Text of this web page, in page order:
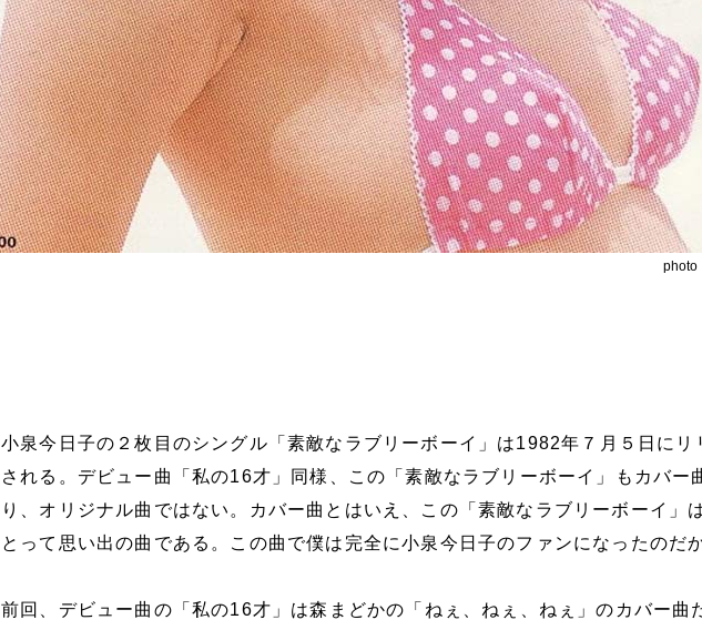
photo
小泉今日子の２枚目のシングル「素敵なラブリーボーイ」は1982年７月５日にリ
される。デビュー曲「私の16才」同様、この「素敵なラブリーボーイ」もカバー
り、オリジナル曲ではない。カバー曲とはいえ、この「素敵なラブリーボーイ」
とって思い出の曲である。この曲で僕は完全に小泉今日子のファンになったのだか
前回、デビュー曲の「私の16才」は森まどかの「ねぇ、ねぇ、ねぇ」のカバー曲